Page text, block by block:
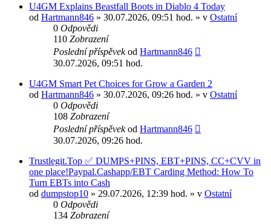
U4GM Explains Beastfall Boots in Diablo 4 Today
od Hartmann846 » 30.07.2026, 09:51 hod. » v Ostatní
0 Odpovědi
110 Zobrazení
Poslední příspěvekod Hartmann846
30.07.2026, 09:51 hod.
U4GM Smart Pet Choices for Grow a Garden 2
od Hartmann846 » 30.07.2026, 09:26 hod. » v Ostatní
0 Odpovědi
108 Zobrazení
Poslední příspěvekod Hartmann846
30.07.2026, 09:26 hod.
Trustlegit.Top ✅ DUMPS+PINS, EBT+PINS, CC+CVV in
one place!Paypal.Cashapp/EBT Carding Method: How To
Turn EBTs into Cash
od dumpstop10 » 29.07.2026, 12:39 hod. » v Ostatní
0 Odpovědi
134 Zobrazení